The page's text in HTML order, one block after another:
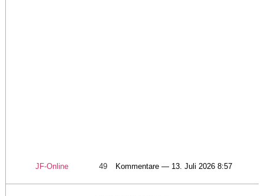
JF-Online 49 Kommentare — 13. Juli 2026 8:57